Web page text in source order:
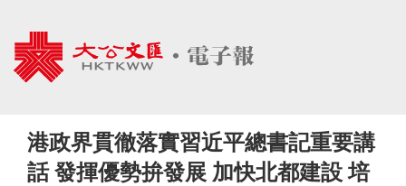
港政界貫徹落實習近平總書記重要講
話 發揮優勢拚發展 加快北都建設 培